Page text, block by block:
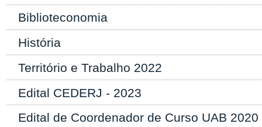
Biblioteconomia
História
Território e Trabalho 2022
Edital CEDERJ - 2023
Edital de Coordenador de Curso UAB 2020